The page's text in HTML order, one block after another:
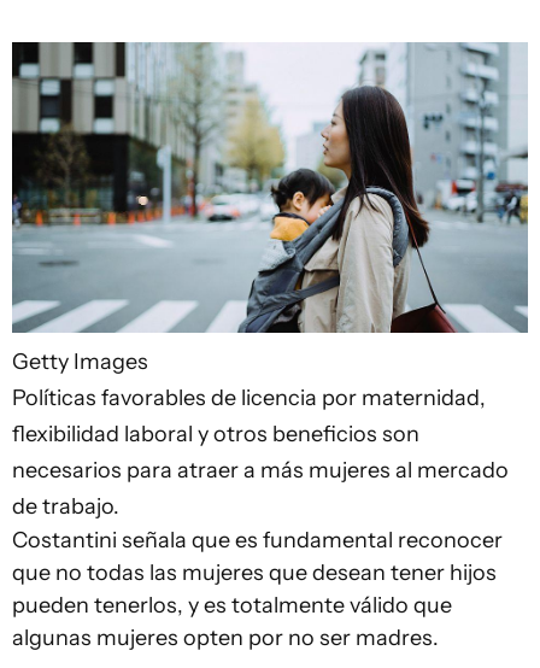
Getty Images
Políticas favorables de licencia por maternidad,
flexibilidad laboral y otros beneficios son
necesarios para atraer a más mujeres al mercado
de trabajo.
Costantini señala que es fundamental reconocer
que no todas las mujeres que desean tener hijos
pueden tenerlos, y es totalmente válido que
algunas mujeres opten por no ser madres.